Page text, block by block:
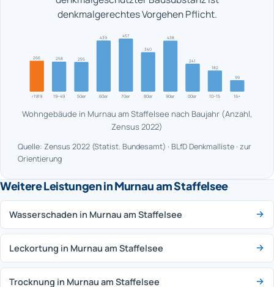
denkmalgerechtes Vorgehen Pflicht.
<1919
266
19–49
258
50er
255
60er
439
70er
457
80er
340
90er
438
00er
241
10–15
182
16+
99
Wohngebäude in Murnau am Staffelsee nach Baujahr (Anzahl,
Zensus 2022)
Quelle: Zensus 2022 (Statist. Bundesamt) · BLfD Denkmalliste · zur
Orientierung
Weitere Leistungen in Murnau am Staffelsee
Wasserschaden in Murnau am Staffelsee
Leckortung in Murnau am Staffelsee
Trocknung in Murnau am Staffelsee